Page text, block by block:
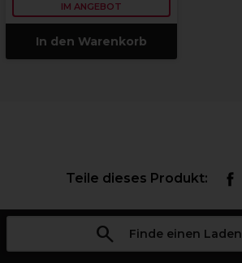
IM ANGEBOT
In den Warenkorb
Teile dieses Produkt:
Finde einen Laden